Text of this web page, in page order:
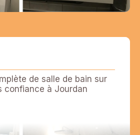
de salle de bain sur
confiance à Jourdan